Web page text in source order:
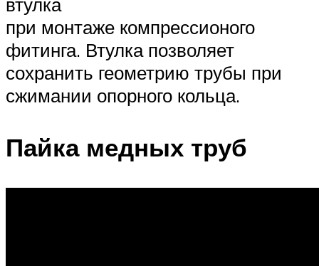
при монтаже компрессионого
фитинга. Втулка позволяет
сохранить геометрию трубы при
сжимании опорного кольца.
Пайка медных труб